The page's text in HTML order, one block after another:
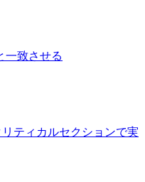
一致させる
ティカルセクションで実